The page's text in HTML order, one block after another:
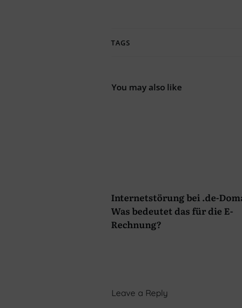
TAGS
You may also like
Internetstörung bei .de-
Was bedeutet das für die E-
Rechnung?
Leave a Reply